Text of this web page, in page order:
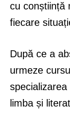
cu conștiință
fiecare
După ce a
urmeze
limba și